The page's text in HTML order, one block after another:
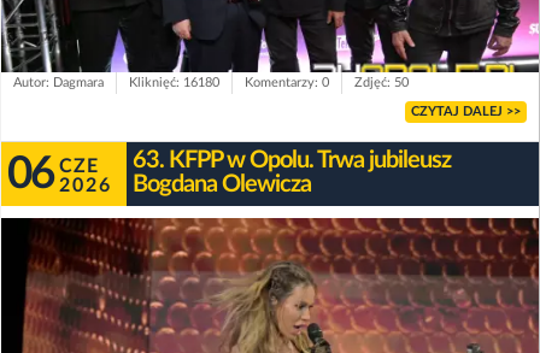
Autor: Dagmara Kliknięć: 16180 Komentarzy: 0 Zdjęć: 50
CZYTAJ DALEJ >>
06 CZE
2026
63. KFPP w Opolu. Trwa jubileusz
Bogdana Olewicza